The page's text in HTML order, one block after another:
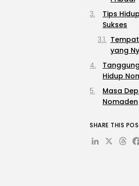
Tips
Sukses
yang
Hidup
Masa
Nomaden
SHARE THIS
X